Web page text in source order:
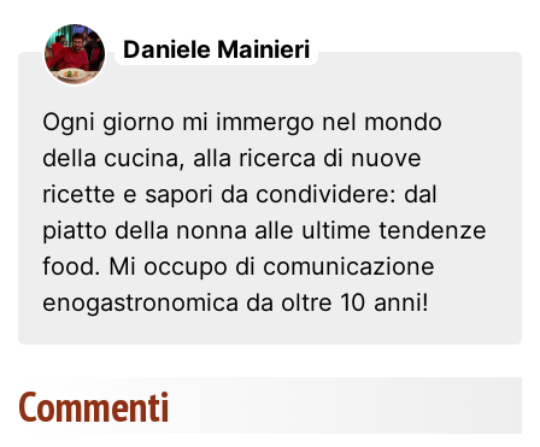
Daniele Mainieri
Ogni giorno mi immergo nel mondo
della cucina, alla ricerca di nuove
ricette e sapori da condividere: dal
piatto della nonna alle ultime tendenze
food. Mi occupo di comunicazione
enogastronomica da oltre 10 anni!
Commenti